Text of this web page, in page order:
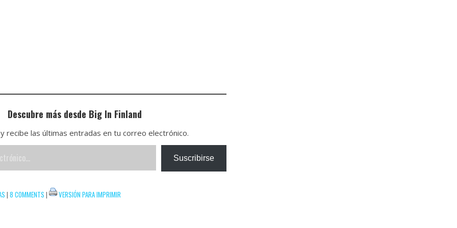
Descubre más desde Big In Finland
recibe las últimas entradas en tu correo electrónico.
Suscribirse
| 8 COMMENTS | VERSIÓN PARA IMPRIMIR